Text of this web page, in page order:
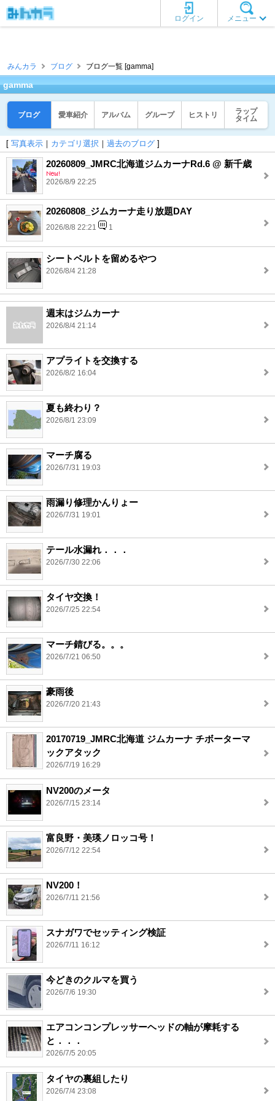
メニュー
ログイン
みんカラ ブログ ブログ一覧 [gamma]
gamma
ブログ 愛車紹介 アルバム グループ ヒストリ
ラップ
タイム
[ 写真表示 ｜ カテゴリ選択 ｜ 過去のブログ ]
20260809_JMRC北海道ジムカーナRd.6 @ 新千歳
2026/8/9 22:25
20260808_ジムカーナ走り放題DAY
2026/8/8 22:21 1
シートベルトを留めるやつ
2026/8/4 21:28
週末はジムカーナ
2026/8/4 21:14
アプライトを交換する
2026/8/2 16:04
夏も終わり？
2026/8/1 23:09
マーチ腐る
2026/7/31 19:03
雨漏り修理かんりょー
2026/7/31 19:01
テール水漏れ．．．
2026/7/30 22:06
タイヤ交換！
2026/7/25 22:54
マーチ錆びる。。。
2026/7/21 06:50
豪雨後
2026/7/20 21:43
20170719_JMRC北海道 ジムカーナ チボーターマ
ックアタック
2026/7/19 16:29
NV200のメータ
2026/7/15 23:14
富良野・美瑛ノロッコ号！
2026/7/12 22:54
NV200！
2026/7/11 21:56
スナガワでセッティング検証
2026/7/11 16:12
今どきのクルマを買う
2026/7/6 19:30
エアコンコンプレッサーヘッドの軸が摩耗する
と．．．
2026/7/5 20:05
タイヤの裏組したり
2026/7/4 23:08